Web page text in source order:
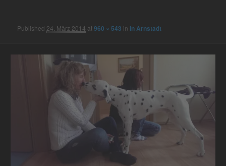
Published 24. März 2014 at960 × 543 in In Arnstadt